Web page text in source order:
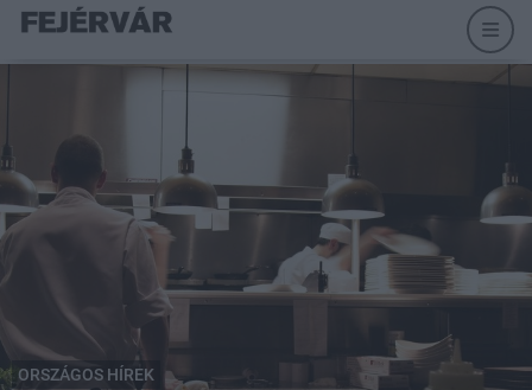
ORSZÁGOS HÍREK